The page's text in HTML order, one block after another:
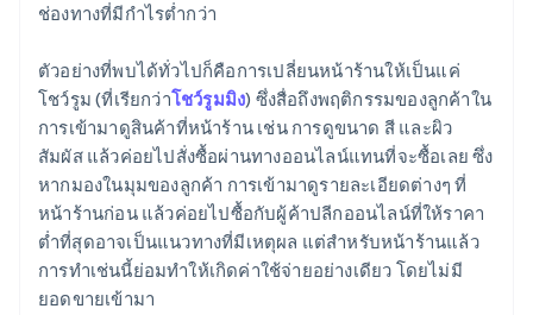
ช่องทางที่มีกำไรต่ำกว่า
ตัวอย่างที่พบได้ทั่วไปก็คือการเปลี่ยนหน้าร้านให้เป็นแค่
โชว์รูม (ที่เรียกว่าโชว์รูมมิง) ซึ่งสื่อถึงพฤติกรรมของลูกค้าใน
การเข้ามาดูสินค้าที่หน้าร้าน เช่น การดูขนาด สี และผิว
สัมผัส แล้วค่อยไปสั่งซื้อผ่านทางออนไลน์แทนที่จะซื้อเลย ซึ่ง
หากมองในมุมของลูกค้า การเข้ามาดูรายละเอียดต่างๆ ที่
หน้าร้านก่อน แล้วค่อยไปซื้อกับผู้ค้าปลีกออนไลน์ที่ให้ราคา
ต่ำที่สุดอาจเป็นแนวทางที่มีเหตุผล แต่สำหรับหน้าร้านแล้ว
การทำเช่นนี้ย่อมทำให้เกิดค่าใช้จ่ายอย่างเดียว โดยไม่มี
ยอดขายเข้ามา